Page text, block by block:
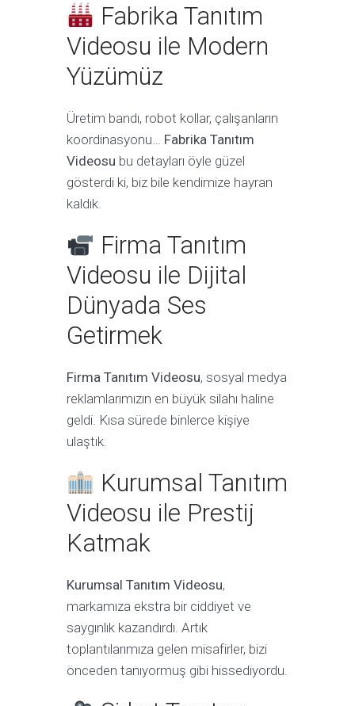
Fabrika Tanıtım
Videosu ile Modern
Yüzümüz
Üretim bandı, robot kollar, çalışanların
koordinasyonu… Fabrika Tanıtım
Videosu bu detayları öyle güzel
gösterdi ki, biz bile kendimize hayran
kaldık.
Firma Tanıtım
Videosu ile Dijital
Dünyada Ses
Getirmek
Firma Tanıtım Videosu, sosyal medya
reklamlarımızın en büyük silahı haline
geldi. Kısa sürede binlerce kişiye
ulaştık.
Kurumsal Tanıtım
Videosu ile Prestij
Katmak
Kurumsal Tanıtım Videosu,
markamıza ekstra bir ciddiyet ve
saygınlık kazandırdı. Artık
toplantılarımıza gelen misafirler, bizi
önceden tanıyormuş gibi hissediyordu.